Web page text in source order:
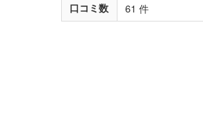
口コミ数 61 件